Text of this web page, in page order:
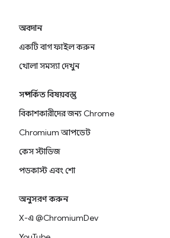
অবদান
একটি বাগ ফাইল করুন
খোলা সমস্যা দেখুন
সম্পর্কিত বিষয়বস্তু
বিকাশকারীদের জন্য Chrome
Chromium আপডেট
কেস স্টাডিজ
পডকাস্ট এবং শো
অনুসরণ করুন
X-এ @ChromiumDev